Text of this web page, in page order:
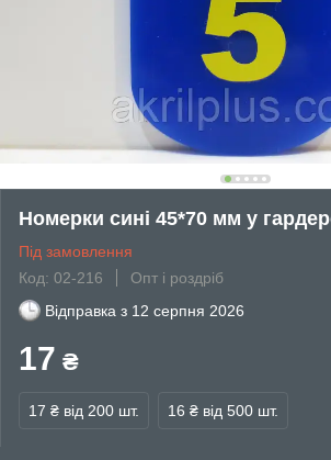
Номерки сині 45*70 мм у
Під замовлення
Код: 02-216
Опт і роздріб
Відправка з 12 серпня 2026
17 ₴
17 ₴ від 200 шт. 16 ₴ від 500 шт.